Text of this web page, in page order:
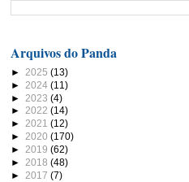
Arquivos do Panda
► 2025 (13)
► 2024 (11)
► 2023 (4)
► 2022 (14)
► 2021 (12)
► 2020 (170)
► 2019 (62)
► 2018 (48)
► 2017 (7)